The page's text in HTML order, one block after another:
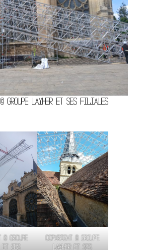
Groupe Layher et ses filiales
© Groupe
et ses
Copyright © Groupe
Layher et ses